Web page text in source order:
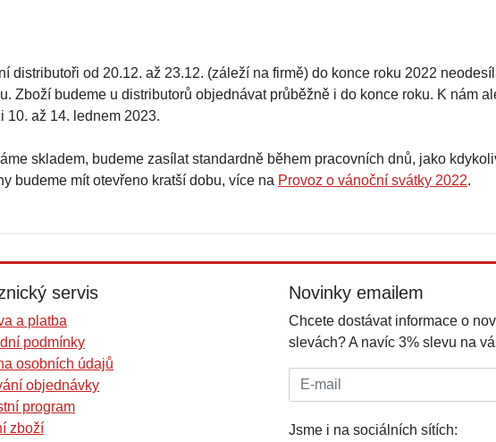
distributoři od 20.12. až 23.12. (záleží na firmě) do konce roku 2022
Zboží budeme u distributorů objednávat průběžně i do konce roku. K nám
10. až 14. lednem 2023.
skladem, budeme zasílat standardně během pracovních dnů, jako
budeme mít otevřeno kratší dobu, více na Provoz o vánoční svátky 2022.
servis
a platba
podmínky
osobních údajů
objednávky
program
zboží
Novinky emailem
Chcete dostávat informace o
slevách? A navíc 3% slevu na
E-mail:
Jsme i na sociálních sítích: